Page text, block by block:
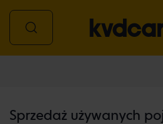
Sprzedaż używanych